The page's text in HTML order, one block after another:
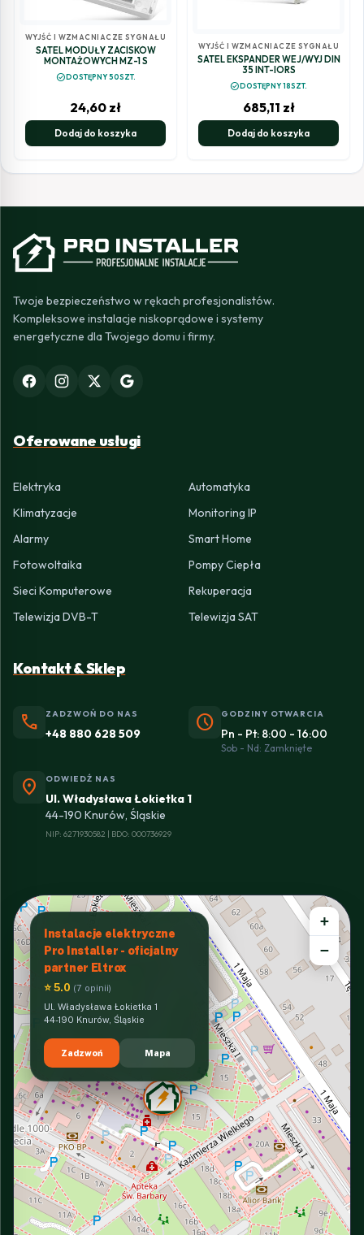
WYJŚĆ I WZMACNIACZE SYGNAŁU
SATEL MODUŁY ZACISKÓW
MONTAŻOWYCH MZ-1 S
check_circleDOSTĘPNY 50SZT.
24,60 zł
Dodaj do koszyka
WYJŚĆ I WZMACNIACZE SYGNAŁU
SATEL EKSPANDER WEJ/WYJ DIN
35 INT-IORS
check_circleDOSTĘPNY 18SZT.
685,11 zł
Dodaj do koszyka
Twoje bezpieczeństwo w rękach profesjonalistów.
Kompleksowe instalacje niskoprądowe i systemy
energetyczne dla Twojego domu i firmy.
Oferowane usługi
Elektryka
Automatyka
Klimatyzacje
Monitoring IP
Alarmy
Smart Home
Fotowoltaika
Pompy Ciepła
Sieci Komputerowe
Rekuperacja
Telewizja DVB-T
Telewizja SAT
Kontakt & Sklep
phone ZADZWOŃ DO NAS
+48 880 628 509 schedule GODZINY OTWARCIA
Pn - Pt: 8:00 - 16:00
Sob - Nd: Zamknięte
location_on ODWIEDŹ NAS
Ul. Władysława Łokietka 1
44-190 Knurów, Śląskie
NIP: 6271930582 | BDO: 000736929
Instalacje elektryczne
Pro Installer - oficjalny
partner Eltrox
⭐ 5.0 (7 opinii)
Ul. Władysława Łokietka 1
44-190 Knurów, Śląskie
Zadzwoń Mapa
+
−